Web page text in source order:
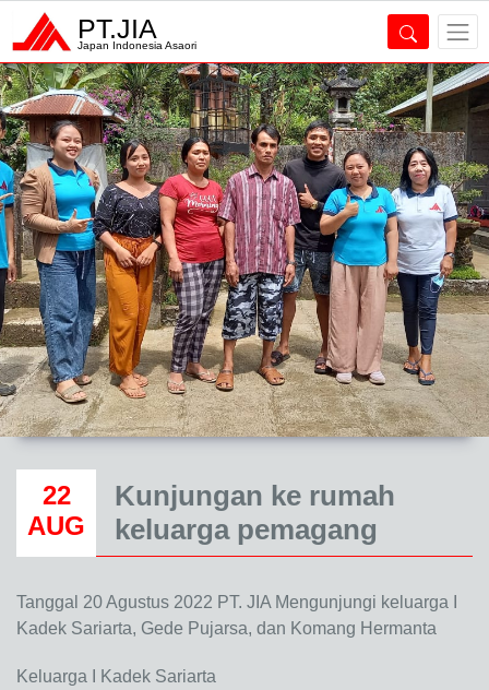
PT.JIA
Japan Indonesia Asaori
22
AUG
Kunjungan ke rumah
keluarga pemagang
Tanggal 20 Agustus 2022 PT. JIA Mengunjungi keluarga I
Kadek Sariarta, Gede Pujarsa, dan Komang Hermanta
Keluarga I Kadek Sariarta